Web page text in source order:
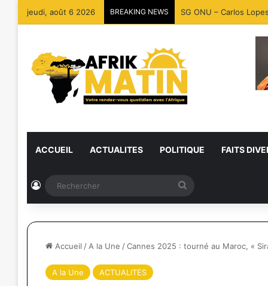
jeudi, août 6 2026 BREAKING NEWS SG ONU – Carlos
ACCUEIL ACTUALITES POLITIQUE FAITS
Connexion
Accueil / A la Une /Cannes 2025 : tourné au Maroc, «
A la Une ACTUALITES